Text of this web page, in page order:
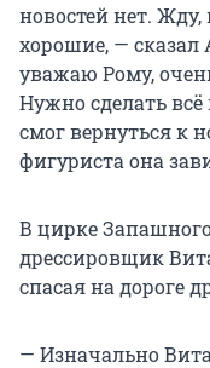
новостей нет. Жду,
хорошие, — сказал
уважаю Рому,
Нужно сделать
смог вернуться к
фигуриста она
В цирке
дрессировщик
спасая на дороге
— Изначально